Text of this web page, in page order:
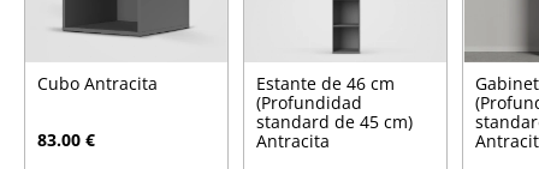
Cubo Antracita
83.00 €
Estante de 46 cm
(Profundidad
standard de 45 cm)
Antracita